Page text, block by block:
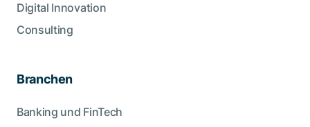
Digital Innovation
Consulting
Branchen
Banking und FinTech